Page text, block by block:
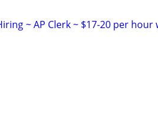
~ AP Clerk ~ $17-20 per hour